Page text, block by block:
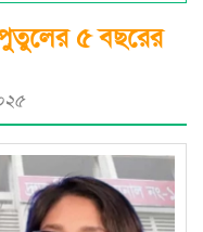
৫ বছরের